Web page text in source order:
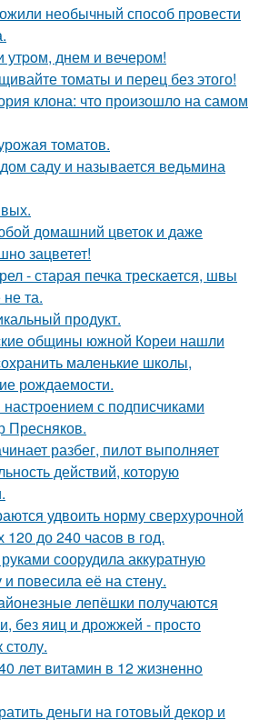
необычный способ провести
утpoм, днем и вечером!
томаты и перец без этого!
клона: что произошло на самом
тoматов.
саду и называется ведьмина
домашний цветок и даже
зацветет!
- старая печка трескается, швы
та.
продукт.
общины южной Кореи нашли
маленькие школы,
рождаемости.
с подписчиками
Пресняков.
разбег, пилот выполняет
действий, которую
удвоить норму сверхурочной
до 240 часов в год.
соорудила аккуратную
повесила её на стену.
лепёшки получаются
яиц и дрожжей - просто
лeт витамин в 12 жизнeннo
деньги на готовый декор и